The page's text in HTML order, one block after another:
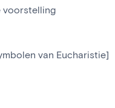
voorstelling
van Eucharistie]